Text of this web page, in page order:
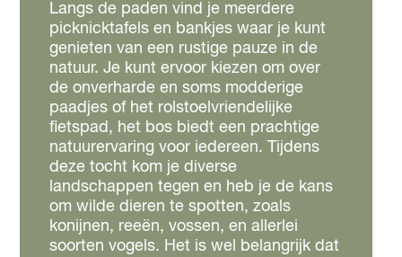
Langs de paden vind je meerdere
picknicktafels en bankjes waar je kunt
genieten van een rustige pauze in de
natuur. Je kunt ervoor kiezen om over
de onverharde en soms modderige
paadjes of het rolstoelvriendelijke
fietspad, het bos biedt een prachtige
natuurervaring voor iedereen. Tijdens
deze tocht kom je diverse
landschappen tegen en heb je de kans
om wilde dieren te spotten, zoals
konijnen, reeën, vossen, en allerlei
soorten vogels. Het is wel belangrijk dat